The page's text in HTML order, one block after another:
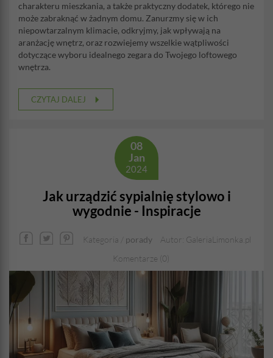
charakteru mieszkania, a także praktyczny dodatek, którego nie
może zabraknąć w żadnym domu. Zanurzmy się w ich
niepowtarzalnym klimacie, odkryjmy, jak wpływają na
aranżację wnętrz, oraz rozwiejemy wszelkie wątpliwości
dotyczące wyboru idealnego zegara do Twojego loftowego
wnętrza.
CZYTAJ DALEJ
08
Jan
2024
Jak urządzić sypialnię stylowo i
wygodnie - Inspiracje
Kategoria / porady
Autor: GaleriaLimonka.pl
Komentarze (0)